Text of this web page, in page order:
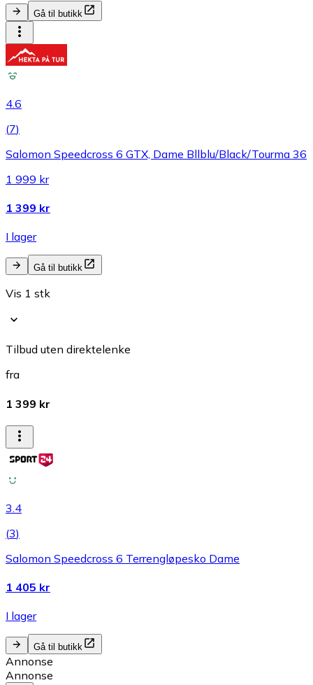
Gå til butikk
4.6
(7)
Salomon Speedcross 6 GTX, Dame Bllblu/Black/Tourma 36
1 999 kr
1 399 kr
I lager
Gå til butikk
Vis 1 stk
Tilbud uten direktelenke
fra
1 399 kr
3.4
(3)
Salomon Speedcross 6 Terrengløpesko Dame
1 405 kr
I lager
Gå til butikk
Annonse
Annonse